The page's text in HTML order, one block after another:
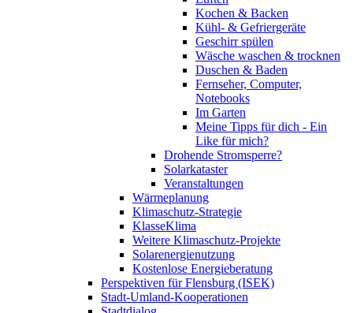
Kochen & Backen
Kühl- & Gefriergeräte
Geschirr spülen
Wäsche waschen & trocknen
Duschen & Baden
Fernseher, Computer,
Notebooks
Im Garten
Meine Tipps für dich - Ein
Like für mich?
Drohende Stromsperre?
Solarkataster
Veranstaltungen
Wärmeplanung
Klimaschutz-Strategie
KlasseKlima
Weitere Klimaschutz-Projekte
Solarenergienutzung
Kostenlose Energieberatung
Perspektiven für Flensburg (ISEK)
Stadt-Umland-Kooperationen